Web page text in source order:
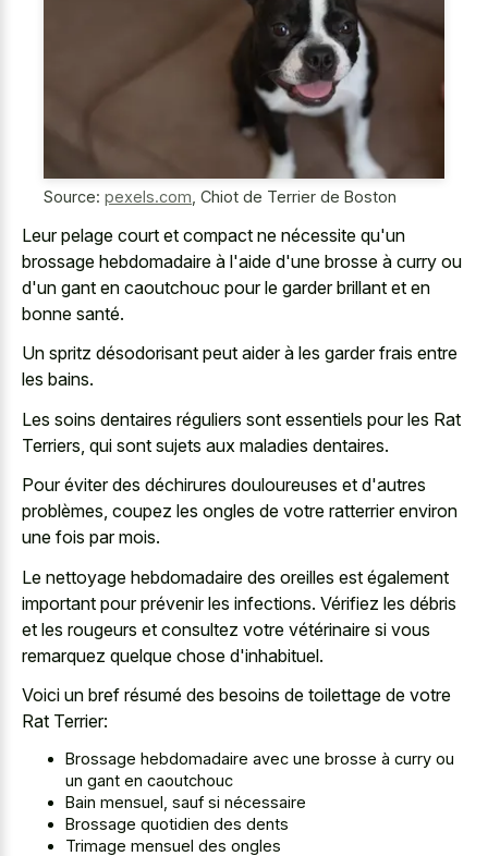
Source: pexels.com, Chiot de Terrier de Boston
Leur pelage court et compact ne nécessite qu'un
brossage hebdomadaire à l'aide d'une brosse à curry ou
d'un gant en caoutchouc pour le garder brillant et en
bonne santé.
Un spritz désodorisant peut aider à les garder frais entre
les bains.
Les soins dentaires réguliers sont essentiels pour les Rat
Terriers, qui sont sujets aux maladies dentaires.
Pour éviter des déchirures douloureuses et d'autres
problèmes, coupez les ongles de votre ratterrier environ
une fois par mois.
Le nettoyage hebdomadaire des oreilles est également
important pour prévenir les infections. Vérifiez les débris
et les rougeurs et consultez votre vétérinaire si vous
remarquez quelque chose d'inhabituel.
Voici un bref résumé des besoins de toilettage de votre
Rat Terrier:
Brossage hebdomadaire avec une brosse à curry ou
un gant en caoutchouc
Bain mensuel, sauf si nécessaire
Brossage quotidien des dents
Trimage mensuel des ongles